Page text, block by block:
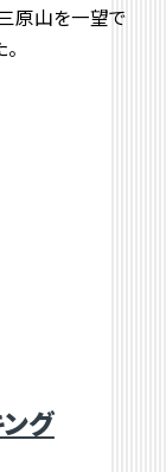
原山を一望で
グ